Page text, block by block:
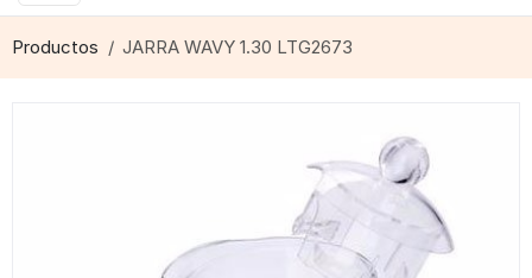
Productos JARRA WAVY 1.30 LTG2673